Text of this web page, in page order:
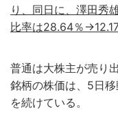
り、同日に、澤田秀
比率は28.64％
普通は大株主が売り
銘柄の株価は、5日
を続けている。